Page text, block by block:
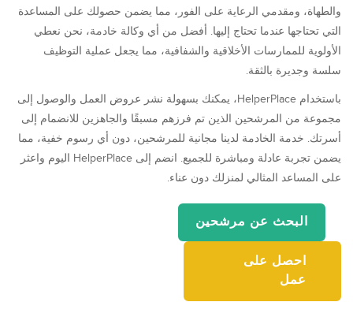
والطهاة، ومقدمي الرعاية على الفور، مما يضمن حصولك على المساعدة
التي تحتاجها عندما تحتاج إليها. أفضل من أي وكالة خادمة، نحن نعطي
الأولوية للممارسات الأخلاقية والشفافية، مما يجعل عملية التوظيف
سلسة وجديرة بالثقة.
باستخدام HelperPlace، يمكنك بسهولة نشر عروض العمل والوصول إلى
مجموعة من المرشحين الذين تم فرزهم مسبقًا والجاهزين للانضمام إلى
أسرتك. خدمة الخادمة لدينا مجانية للمرشحين، دون أي رسوم خفية، مما
يضمن تجربة عادلة ومباشرة للجميع. انضم إلى HelperPlace اليوم واعثر
على المساعد المثالي لمنزلك دون عناء.
البحث عن مرشحين
احصل على
عمل